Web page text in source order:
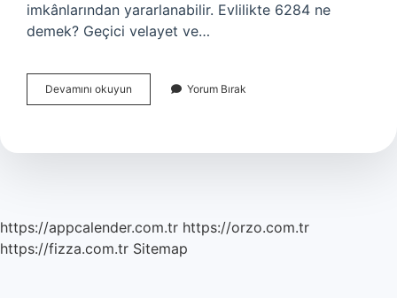
imkânlarından yararlanabilir. Evlilikte 6284 ne
demek? Geçici velayet ve…
Devamını okuyun
Sadece
Mi
Yorum Bırak
https://appcalender.com.tr https://orzo.com.tr
https://fizza.com.tr Sitemap